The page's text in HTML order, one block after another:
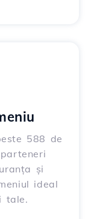
588 de
și
ideal
tale.